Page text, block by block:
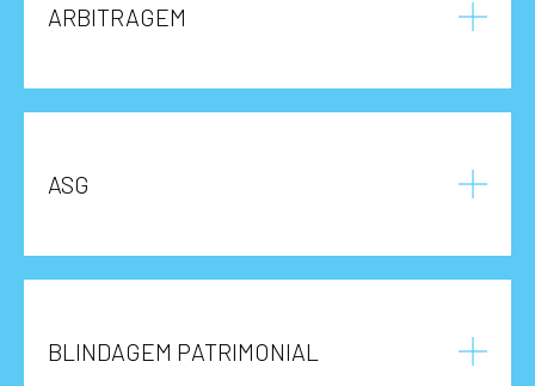
ARBITRAGEM
ASG
BLINDAGEM PATRIMONIAL